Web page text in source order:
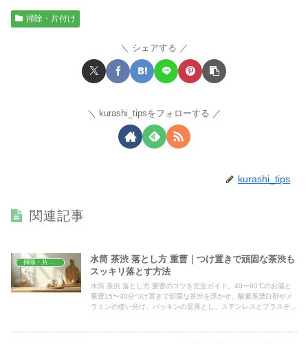
掃除・片付け
シェアする
kurashi_tipsをフォローする
kurashi_tips
関連記事
掃除・片付け
水筒 茶渋 落とし方 重曹｜つけ置きで頑固な茶渋も
スッキリ落とす方法
水筒 茶渋 落とし方 重曹のコツを完全ガイド。40〜60℃のお湯と
重曹15〜30分つけ置きで頑固な茶渋を浮かせ、酸素系漂白剤やメ
ラミンの使い分け、パッキンの見落とし、ステンレスとプラスチッ